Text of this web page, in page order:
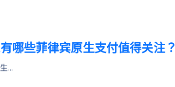
哪些菲律宾原生支付值得关注？
…